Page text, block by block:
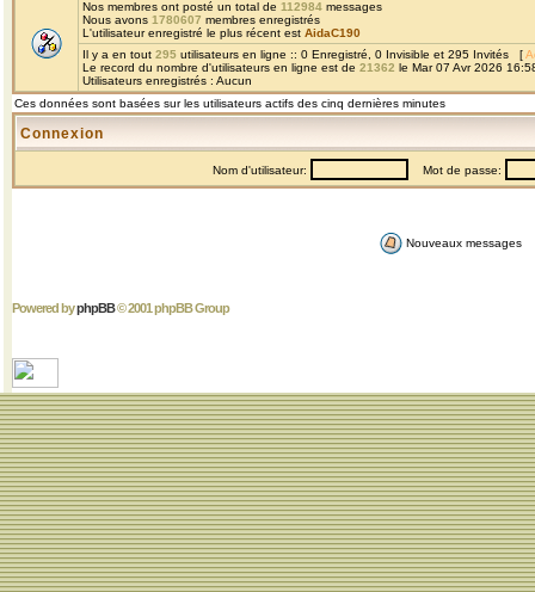
Nos membres ont posté un total de 112984 messages
Nous avons 1780607 membres enregistrés
L'utilisateur enregistré le plus récent est AidaC190
Il y a en tout 295 utilisateurs en ligne :: 0 Enregistré, 0 Invisible et 295 Invités [
Le record du nombre d'utilisateurs en ligne est de 21362 le Mar 07 Avr 2026
Utilisateurs enregistrés : Aucun
Ces données sont basées sur les utilisateurs actifs des cinq dernières minutes
Connexion
Nom d'utilisateur: Mot de passe:
Nouveaux messages
Powered byphpBB© 2001 phpBB Group